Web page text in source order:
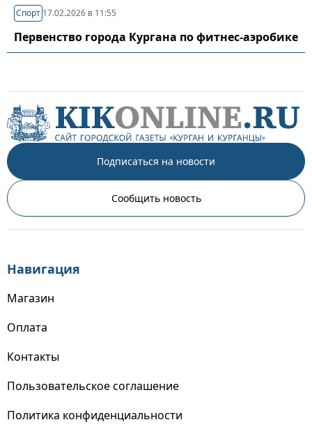
Спорт 17.02.2026 в 11:55
Первенство города Кургана по фитнес-аэробике
Подписаться на новости
Сообщить новость
Навигация
Магазин
Оплата
Контакты
Пользовательское соглашение
Политика конфиденциальности